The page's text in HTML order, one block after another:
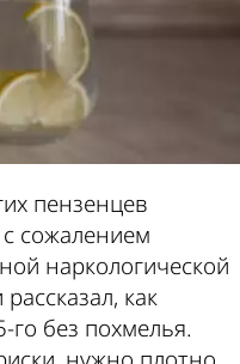
пензенцев
с сожалением
наркологической
как
без похмелья.